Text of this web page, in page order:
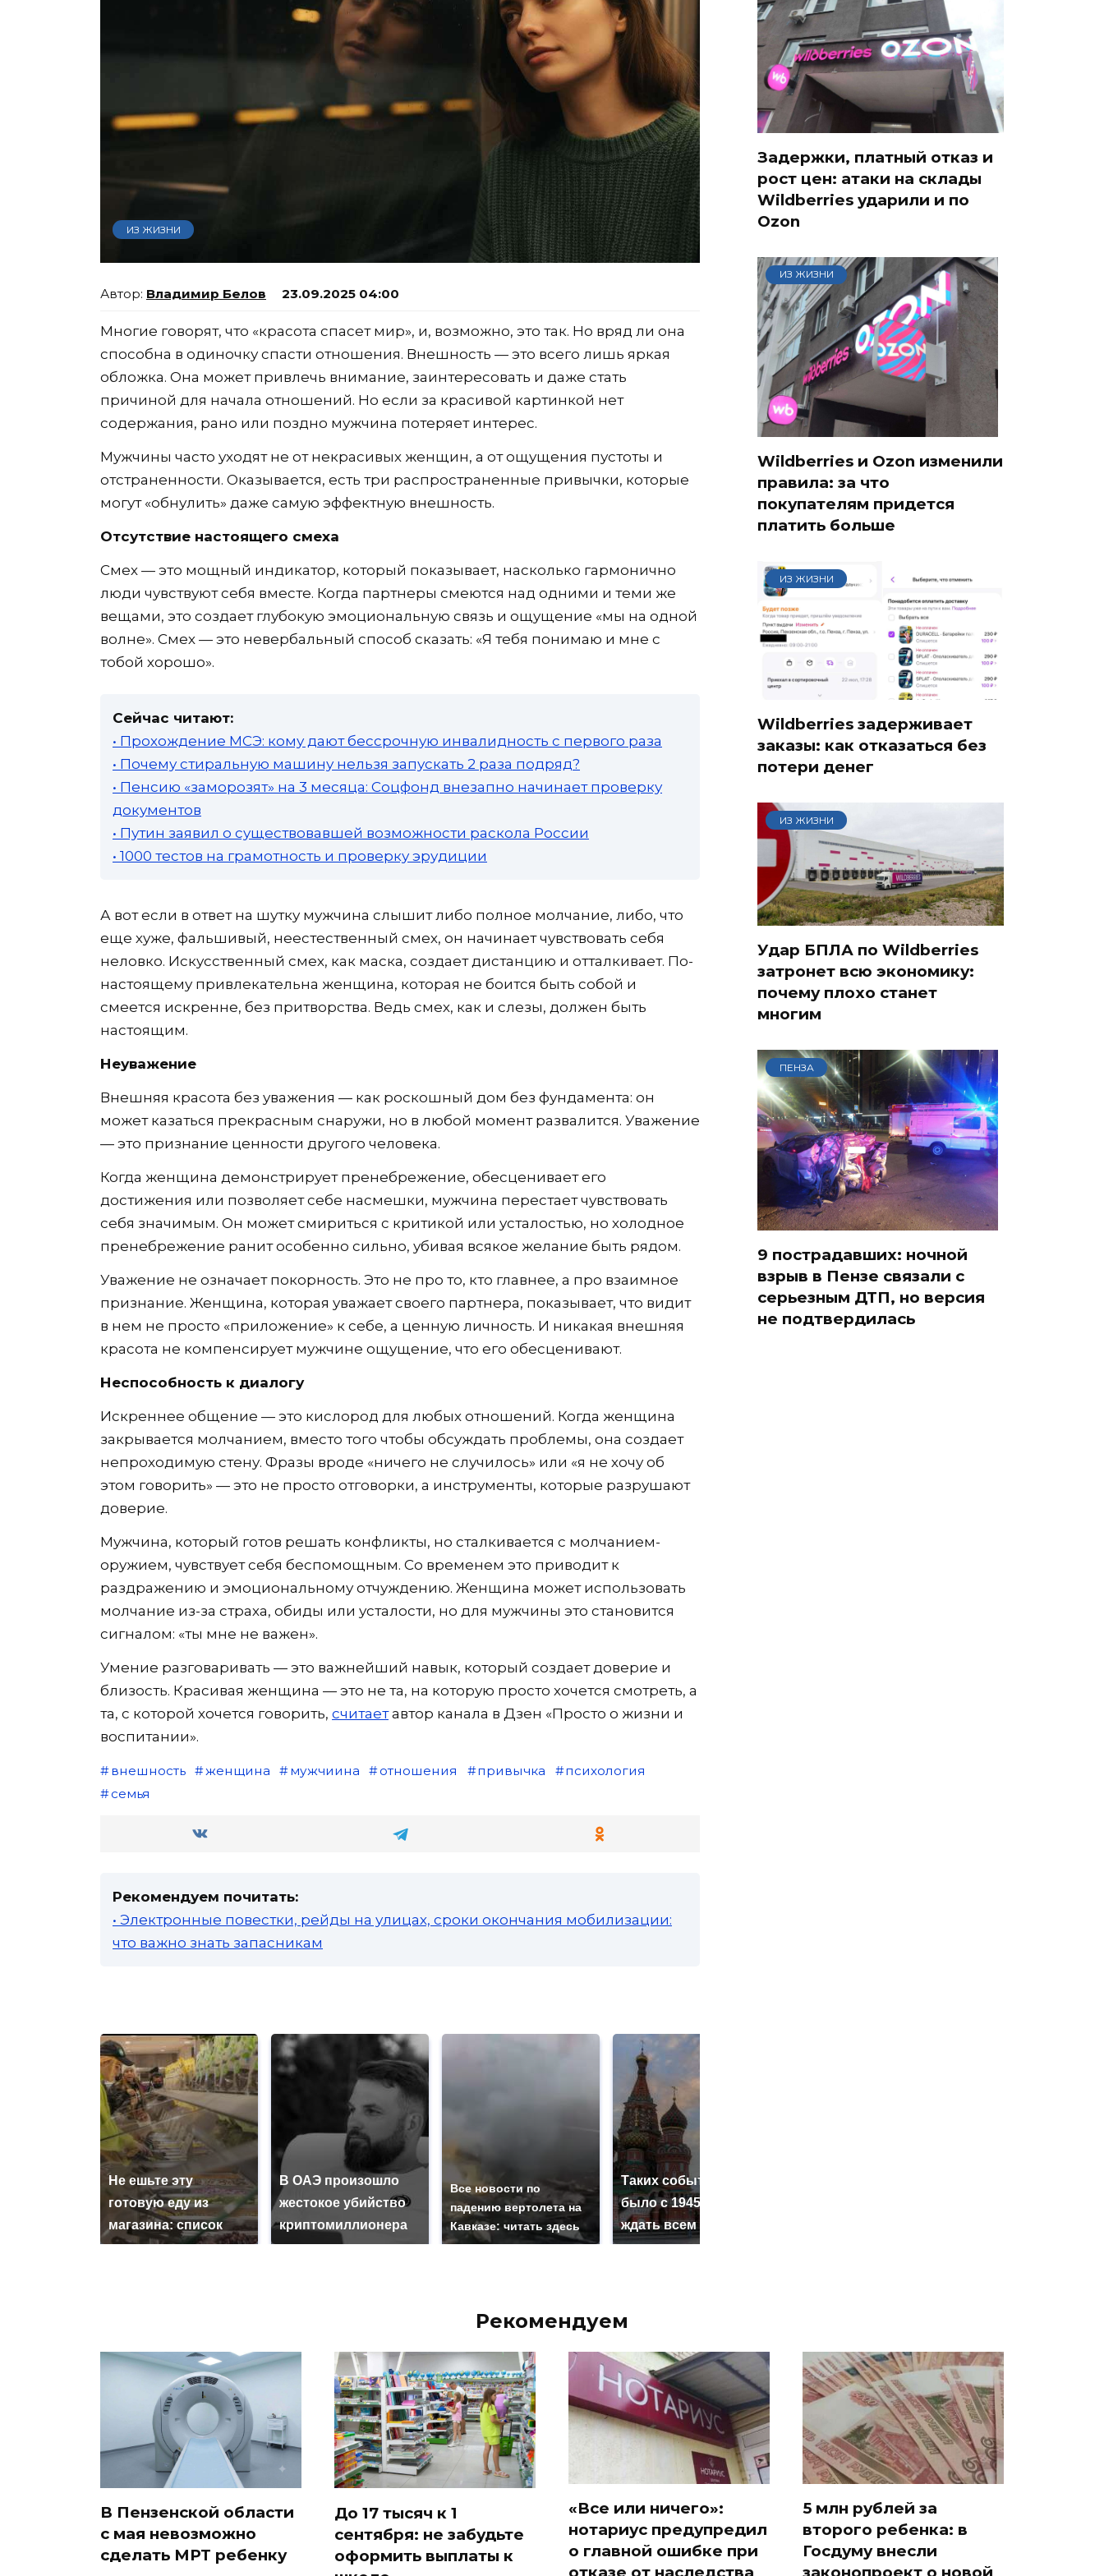
ИЗ ЖИЗНИ
Владимир Белов 23.09.2025 04:00
Многие говорят, что «красота спасет мир», и, возможно, это так. Но вряд ли она
способна в одиночку спасти отношения. Внешность — это всего лишь яркая
обложка. Она может привлечь внимание, заинтересовать и даже стать
причиной для начала отношений. Но если за красивой картинкой нет
содержания, рано или поздно мужчина потеряет интерес.
Мужчины часто уходят не от некрасивых женщин, а от ощущения пустоты и
отстраненности. Оказывается, есть три распространенные привычки, которые
могут «обнулить» даже самую эффектную внешность.
Отсутствие настоящего смеха
Смех — это мощный индикатор, который показывает, насколько гармонично
люди чувствуют себя вместе. Когда партнеры смеются над одними и теми же
вещами, это создает глубокую эмоциональную связь и ощущение «мы на одной
волне». Смех — это невербальный способ сказать: «Я тебя понимаю и мне с
тобой хорошо».
Сейчас читают:
• Прохождение МСЭ: кому дают бессрочную инвалидность с первого раза
• Почему стиральную машину нельзя запускать 2 раза подряд?
• Пенсию «заморозят» на 3 месяца: Соцфонд внезапно начинает проверку
документов
• Путин заявил о существовавшей возможности раскола России
• 1000 тестов на грамотность и проверку эрудиции
А вот если в ответ на шутку мужчина слышит либо полное молчание, либо, что
еще хуже, фальшивый, неестественный смех, он начинает чувствовать себя
неловко. Искусственный смех, как маска, создает дистанцию и отталкивает. По-
настоящему привлекательна женщина, которая не боится быть собой и
смеется искренне, без притворства. Ведь смех, как и слезы, должен быть
настоящим.
Неуважение
Внешняя красота без уважения — как роскошный дом без фундамента: он
может казаться прекрасным снаружи, но в любой момент развалится. Уважение
— это признание ценности другого человека.
Когда женщина демонстрирует пренебрежение, обесценивает его
достижения или позволяет себе насмешки, мужчина перестает чувствовать
себя значимым. Он может смириться с критикой или усталостью, но холодное
пренебрежение ранит особенно сильно, убивая всякое желание быть рядом.
Уважение не означает покорность. Это не про то, кто главнее, а про взаимное
признание. Женщина, которая уважает своего партнера, показывает, что видит
в нем не просто «приложение» к себе, а ценную личность. И никакая внешняя
красота не компенсирует мужчине ощущение, что его обесценивают.
Неспособность к диалогу
Искреннее общение — это кислород для любых отношений. Когда женщина
закрывается молчанием, вместо того чтобы обсуждать проблемы, она создает
непроходимую стену. Фразы вроде «ничего не случилось» или «я не хочу об
этом говорить» — это не просто отговорки, а инструменты, которые разрушают
доверие.
Мужчина, который готов решать конфликты, но сталкивается с молчанием-
оружием, чувствует себя беспомощным. Со временем это приводит к
раздражению и эмоциональному отчуждению. Женщина может использовать
молчание из-за страха, обиды или усталости, но для мужчины это становится
сигналом: «ты мне не важен».
Умение разговаривать — это важнейший навык, который создает доверие и
близость. Красивая женщина — это не та, на которую просто хочется смотреть, а
та, с которой хочется говорить, считаетавтор канала в Дзен «Просто о жизни и
воспитании».
внешность женщина мужчиина отношения привычка
психология
семья
Рекомендуем почитать:
• Электронные повестки, рейды на улицах, сроки окончания мобилизации:
что важно знать запасникам
Не ешьте эту
готовую еду из
магазина: список
В ОАЭ произошло
жестокое убийство
криптомиллионера
Все новости по
падению вертолета на
Кавказе: читать здесь
Таких событий не
было с 1945: чего
ждать всем нам?
Задержки, платный отказ и
рост цен: атаки на склады
Wildberries ударили и по
Ozon
ИЗ ЖИЗНИ
Wildberries и Ozon изменили
правила: за что
покупателям придется
платить больше
ИЗ ЖИЗНИ
Wildberries задерживает
заказы: как отказаться без
потери денег
ИЗ ЖИЗНИ
Удар БПЛА по Wildberries
затронет всю экономику:
почему плохо станет
многим
ПЕНЗА
9 пострадавших: ночной
взрыв в Пензе связали с
серьезным ДТП, но версия
не подтвердилась
Рекомендуем
В Пензенской области
с мая невозможно
сделать МРТ ребенку
До 17 тысяч к 1
сентября: не забудьте
оформить выплаты к
«Все или ничего»:
нотариус предупредил
о главной ошибке при
5 млн рублей за
второго ребенка: в
Госдуму внесли